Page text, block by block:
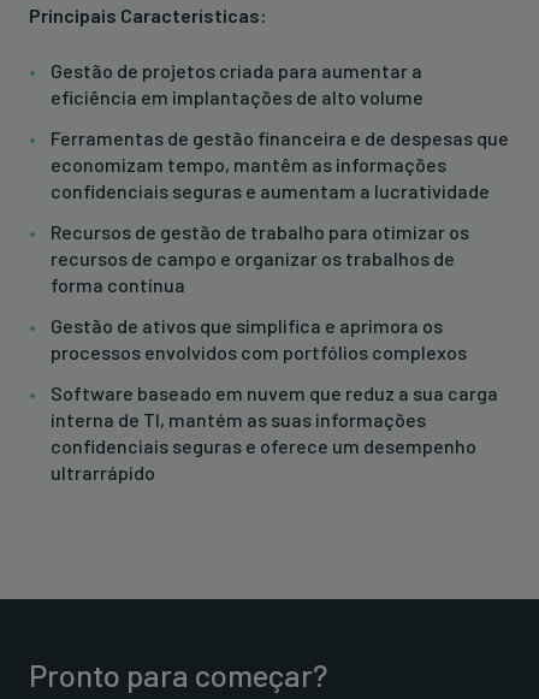
Principais Características:
Gestão de projetos criada para aumentar a
eficiência em implantações de alto volume
Ferramentas de gestão financeira e de despesas que
economizam tempo, mantêm as informações
confidenciais seguras e aumentam a lucratividade
Recursos de gestão de trabalho para otimizar os
recursos de campo e organizar os trabalhos de
forma contínua
Gestão de ativos que simplifica e aprimora os
processos envolvidos com portfólios complexos
Software baseado em nuvem que reduz a sua carga
interna de TI, mantém as suas informações
confidenciais seguras e oferece um desempenho
ultrarrápido
Pronto para começar?